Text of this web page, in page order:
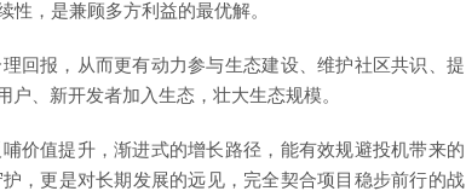
性，是兼顾多方利益的最优解。
回报，从而更有动力参与生态建设、维护社区共识、提
、新开发者加入生态，壮大生态规模。
价值提升，渐进式的增长路径，能有效规避投机带来的
，更是对长期发展的远见，完全契合项目稳步前行的战